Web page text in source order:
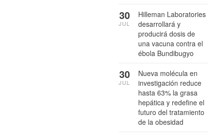
Hilleman Laboratories
desarrollará y
producirá dosis de
una vacuna contra el
ébola Bundibugyo
30
JUL
Nueva molécula en
investigación reduce
hasta 63% la grasa
hepática y redefine el
futuro del tratamiento
de la obesidad
30
JUL